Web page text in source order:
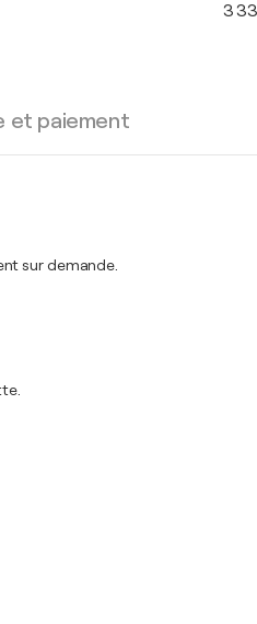
3
et paiement
sur demande.